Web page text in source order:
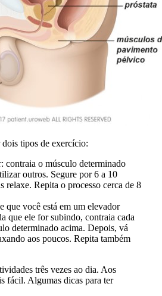
tipos de exercício:
contraia o músculo determinado
outros. Segure por 6 a 10
relaxe. Repita o processo cerca de 8
que você está em um elevador
que ele for subindo, contraia cada
determinado acima. Depois, vá
aos poucos. Repita também
três vezes ao dia. Aos
fácil. Algumas dicas para ter